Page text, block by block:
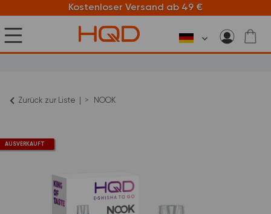
Kostenloser Versand ab 49 €
Zurück zur Liste NOOK
AUSVERKAUFT